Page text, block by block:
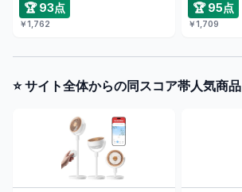
🏆 93点
￥1,762
🏆 95点
￥1,709
⭐ サイト全体からの同スコア帯人気商品